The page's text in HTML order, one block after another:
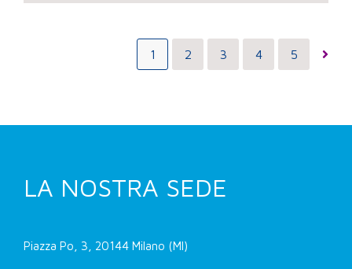
1 2 3 4 5
LA NOSTRA SEDE
Piazza Po, 3, 20144 Milano (MI)